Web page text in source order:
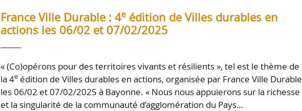
France Ville Durable : 4e édition de Villes durables en
actions les 06/02 et 07/02/2025
« (Co)opérons pour des territoires vivants et résilients », tel est le thème de
la 4e édition de Villes durables en actions, organisée par France Ville Durable
les 06/02 et 07/02/2025 à Bayonne. « Nous nous appuierons sur la richesse
et la singularité de la communauté d’agglomération du Pays…